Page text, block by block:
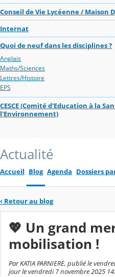
Conseil de Vie Lycéenne / Maison
Internat
Quoi de neuf dans les disciplines ?
Anglais
Maths/Sciences
Lettres/Histoire
EPS
CESCE (Comité d'Education à la
l'Environnement)
Actualité
Accueil Blog Agenda Dossiers
‹ Retour au blog
💖 Un grand
mobilisation !
Par KATIA PARNIERE, publié le
jour le vendredi 7 novembre 2025